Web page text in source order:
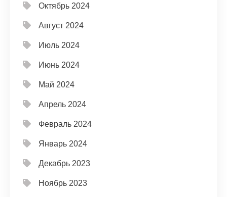
Октябрь 2024
Август 2024
Июль 2024
Июнь 2024
Май 2024
Апрель 2024
Февраль 2024
Январь 2024
Декабрь 2023
Ноябрь 2023